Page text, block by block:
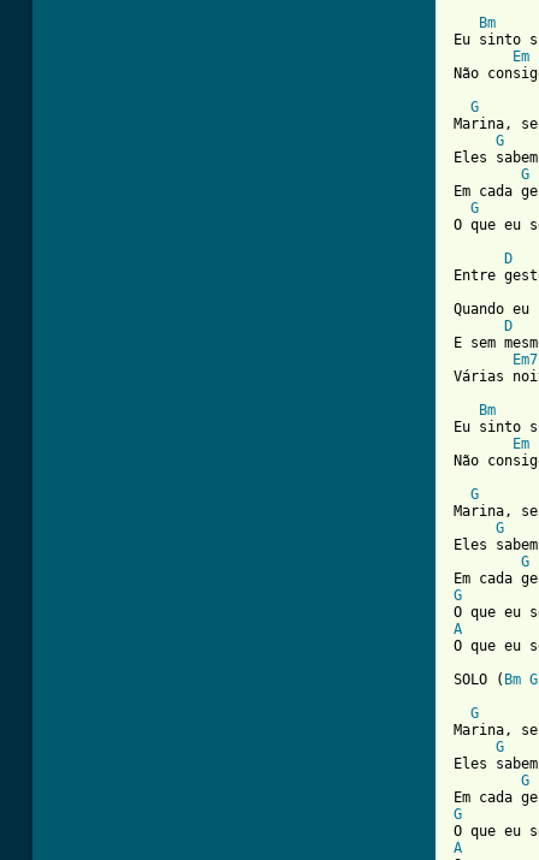
Bm
Eu sinto
Em
Não
G
Marina,
G
Eles
G
Em cada
G
D
Entre
Quando
D
E sem
Em7
Várias
Bm
Eu sinto
Em
Não
G
Marina,
G
Eles
G
G
A
O que eu
SOLO ( Bm G
G
Marina,
G
Eles
G
G
A